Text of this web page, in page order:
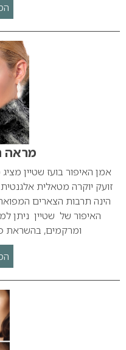
מראה
זועק יוקרה מטאלית
הינה תרבות הצארים
האיפור של שטיין ניתן
ומרקמים, בהשראת